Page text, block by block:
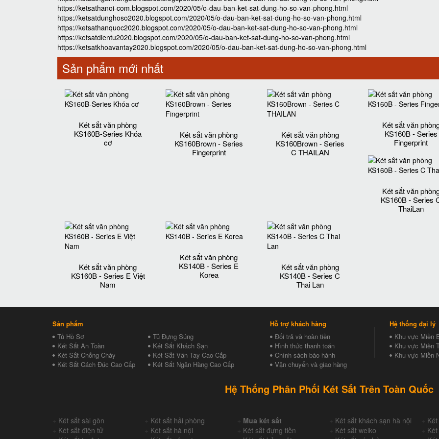
https://ketsathanoi-com.blogspot.com/2020/05/o-dau-ban-ket-sat-dung-ho-so-van-phong.html
https://ketsatdunghoso2020.blogspot.com/2020/05/o-dau-ban-ket-sat-dung-ho-so-van-phong.html
https://ketsathanquoc2020.blogspot.com/2020/05/o-dau-ban-ket-sat-dung-ho-so-van-phong.html
https://ketsatdientu2020.blogspot.com/2020/05/o-dau-ban-ket-sat-dung-ho-so-van-phong.html
https://ketsatkhoavantay2020.blogspot.com/2020/05/o-dau-ban-ket-sat-dung-ho-so-van-phong.html
Sản phẩm mới nhất
Két sắt văn phòng
KS160B-Series Khóa
cơ
Két sắt văn phòng
KS160Brown - Series
Fingerprint
Két sắt văn phòng
KS160Brown - Series
C THAILAN
Két sắt văn
KS160B - Series
Fingerprint
Két sắt văn
KS160B - Series
ThaiLan
Két sắt văn phòng
KS160B - Series E Việt
Nam
Két sắt văn phòng
KS140B - Series E
Korea
Két sắt văn phòng
KS140B - Series C
Thai Lan
Sản phẩm
Tủ Hồ Sơ
Tủ Đựng Súng
Két Sắt An Toàn
Két Sắt Khách Sạn
Két Sắt Chống Cháy
Két Sắt Vân Tay Cao Cấp
Két Sắt Cách Đúc Cao Cấp
Két Sắt Ngân Hàng Cao Cấp
Hỗ trợ khách hàng
Đổi trả và hoàn tiền
Hình thức thanh toán
Chính sách bảo hành
Vận chuyển và giao hàng
Hệ thống đại lý
Khu vực Miền
Khu vực Miền
Khu vực Miền
Hệ Thống Phân Phối Két Sắt Trên Toàn Quốc
Két sắt sài gòn Két sắt hải phòng Mua két sắt Két sắt khách sạn hà nội
Két sắt điện tử Két sắt hà nội Két sắt đựng tiền Két sắt welko